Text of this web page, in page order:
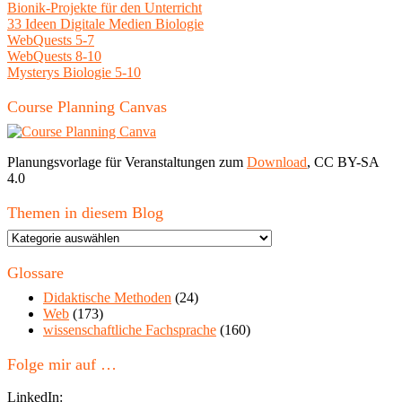
Bionik-Projekte für den Unterricht
33 Ideen Digitale Medien Biologie
WebQuests 5-7
WebQuests 8-10
Mysterys Biologie 5-10
Course Planning Canvas
Planungsvorlage für Veranstaltungen zum Download, CC BY-SA
4.0
Themen in diesem Blog
Themen
diesem
Glossare
Didaktische Methoden (24)
Web (173)
wissenschaftliche Fachsprache (160)
Folge mir auf …
LinkedIn: